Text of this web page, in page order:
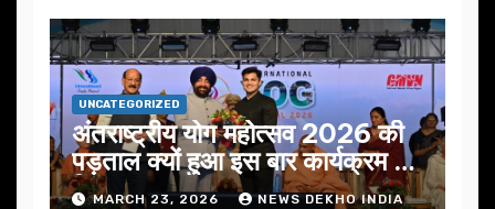
UNCATEGORIZED
अंतराष्ट्रीय योग महोत्सव 2026 की
पड़ताल क्यों हुआ इस बार कार्यक्रम में
निखार
MARCH 23, 2026 NEWS DEKHO INDIA